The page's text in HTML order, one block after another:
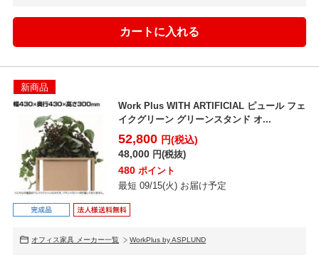
新商品
Work Plus WITH ARTIFICIAL ピュール フェ
イクグリーン グリーンスタンド オ...
52,800 円(税込)
48,000 円(税抜)
480 ポイント
最短 09/15(火) お届け予定
オフィス家具 メーカー一覧 WorkPlus by ASPLUND